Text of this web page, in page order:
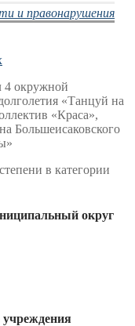
и правонарушения
4 окружной
«Танцуй на
«Краса»,
Большеисаковского
в категории
округ